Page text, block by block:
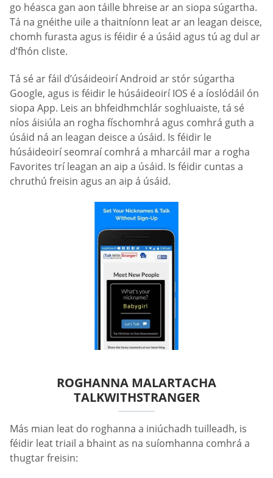
go héasca gan aon táille bhreise ar an siopa súgartha.
Tá na gnéithe uile a thaitníonn leat ar an leagan deisce,
chomh furasta agus is féidir é a úsáid agus tú ag dul ar
d’fhón cliste.
Tá sé ar fáil d’úsáideoirí Android ar stór súgartha
Google, agus is féidir le húsáideoirí IOS é a íoslódáil ón
siopa App. Leis an bhfeidhmchlár soghluaiste, tá sé
níos áisiúla an rogha físchomhrá agus comhrá guth a
úsáid ná an leagan deisce a úsáid. Is féidir le
húsáideoirí seomraí comhrá a mharcáil mar a rogha
Favorites trí leagan an aip a úsáid. Is féidir cuntas a
chruthú freisin agus an aip á úsáid.
ROGHANNA MALARTACHA
TALKWITHSTRANGER
Más mian leat do roghanna a iniúchadh tuilleadh, is
féidir leat triail a bhaint as na suíomhanna comhrá a
thugtar freisin: